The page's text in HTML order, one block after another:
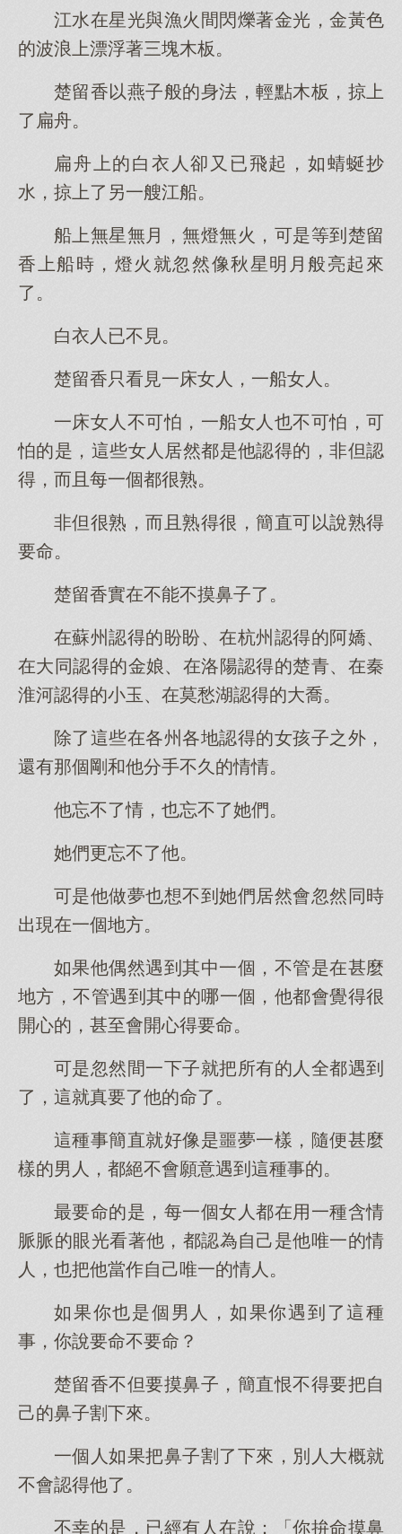
江水在星光與漁火間閃爍著金光，金黃色
的波浪上漂浮著三塊木板。
楚留香以燕子般的身法，輕點木板，掠上
了扁舟。
扁舟上的白衣人卻又已飛起，如蜻蜒抄
水，掠上了另一艘江船。
船上無星無月，無燈無火，可是等到楚留
香上船時，燈火就忽然像秋星明月般亮起來
了。
白衣人已不見。
楚留香只看見一床女人，一船女人。
一床女人不可怕，一船女人也不可怕，可
怕的是，這些女人居然都是他認得的，非但認
得，而且每一個都很熟。
非但很熟，而且熟得很，簡直可以說熟得
要命。
楚留香實在不能不摸鼻子了。
在蘇州認得的盼盼、在杭州認得的阿嬌、
在大同認得的金娘、在洛陽認得的楚青、在秦
淮河認得的小玉、在莫愁湖認得的大喬。
除了這些在各州各地認得的女孩子之外，
還有那個剛和他分手不久的情情。
他忘不了情，也忘不了她們。
她們更忘不了他。
可是他做夢也想不到她們居然會忽然同時
出現在一個地方。
如果他偶然遇到其中一個，不管是在甚麼
地方，不管遇到其中的哪一個，他都會覺得很
開心的，甚至會開心得要命。
可是忽然間一下子就把所有的人全都遇到
了，這就真要了他的命了。
這種事簡直就好像是噩夢一樣，隨便甚麼
樣的男人，都絕不會願意遇到這種事的。
最要命的是，每一個女人都在用一種含情
脈脈的眼光看著他，都認為自己是他唯一的情
人，也把他當作自己唯一的情人。
如果你也是個男人，如果你遇到了這種
事，你說要命不要命？
楚留香不但要摸鼻子，簡直恨不得要把自
己的鼻子割下來。
一個人如果把鼻子割了下來，別人大概就
不會認得他了。
不幸的是，已經有人在說：「你拚命摸鼻